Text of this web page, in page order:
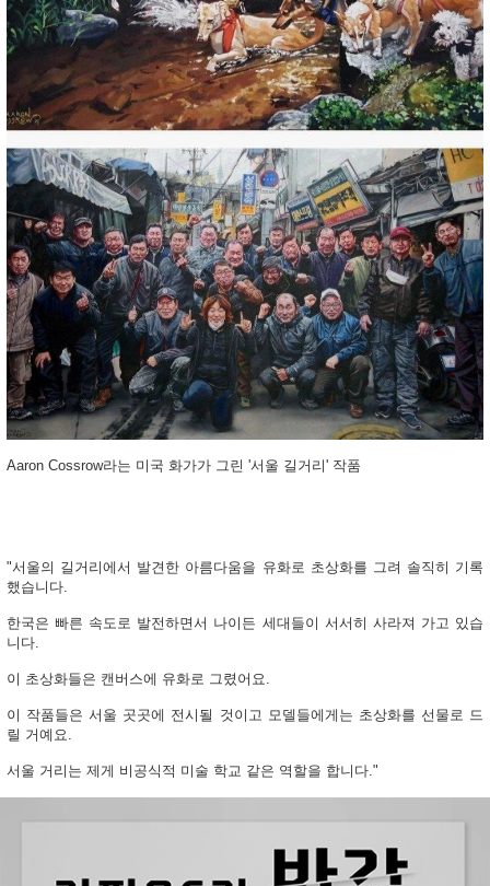
Aaron Cossrow라는 미국 화가가 그린 '서울 길거리' 작품
"서울의 길거리에서 발견한 아름다움을 유화로 초상화를 그려 솔직히 기록
했습니다.
한국은 빠른 속도로 발전하면서 나이든 세대들이 서서히 사라져 가고 있습
니다.
이 초상화들은 캔버스에 유화로 그렸어요.
이 작품들은 서울 곳곳에 전시될 것이고 모델들에게는 초상화를 선물로 드
릴 거예요.
서울 거리는 제게 비공식적 미술 학교 같은 역할을 합니다."